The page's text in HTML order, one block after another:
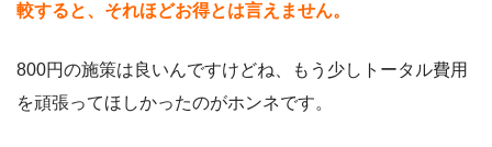
較すると、それほどお得とは言えません。
800円の施策は良いんですけどね、もう少しトータル費用
を頑張ってほしかったのがホンネです。